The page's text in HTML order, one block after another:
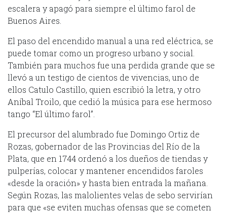
escalera y apagó para siempre el último farol de
Buenos Aires.
El paso del encendido manual a una red eléctrica, se
puede tomar como un progreso urbano y social.
También para muchos fue una perdida grande que se
llevó a un testigo de cientos de vivencias, uno de
ellos Catulo Castillo, quien escribió la letra, y otro
Aníbal Troilo, que cedió la música para ese hermoso
tango “El último farol”.
El precursor del alumbrado fue Domingo Ortiz de
Rozas, gobernador de las Provincias del Río de la
Plata, que en 1744 ordenó a los dueños de tiendas y
pulperías, colocar y mantener encendidos faroles
«desde la oración» y hasta bien entrada la mañana.
Según Rozas, las malolientes velas de sebo servirían
para que «se eviten muchas ofensas que se cometen